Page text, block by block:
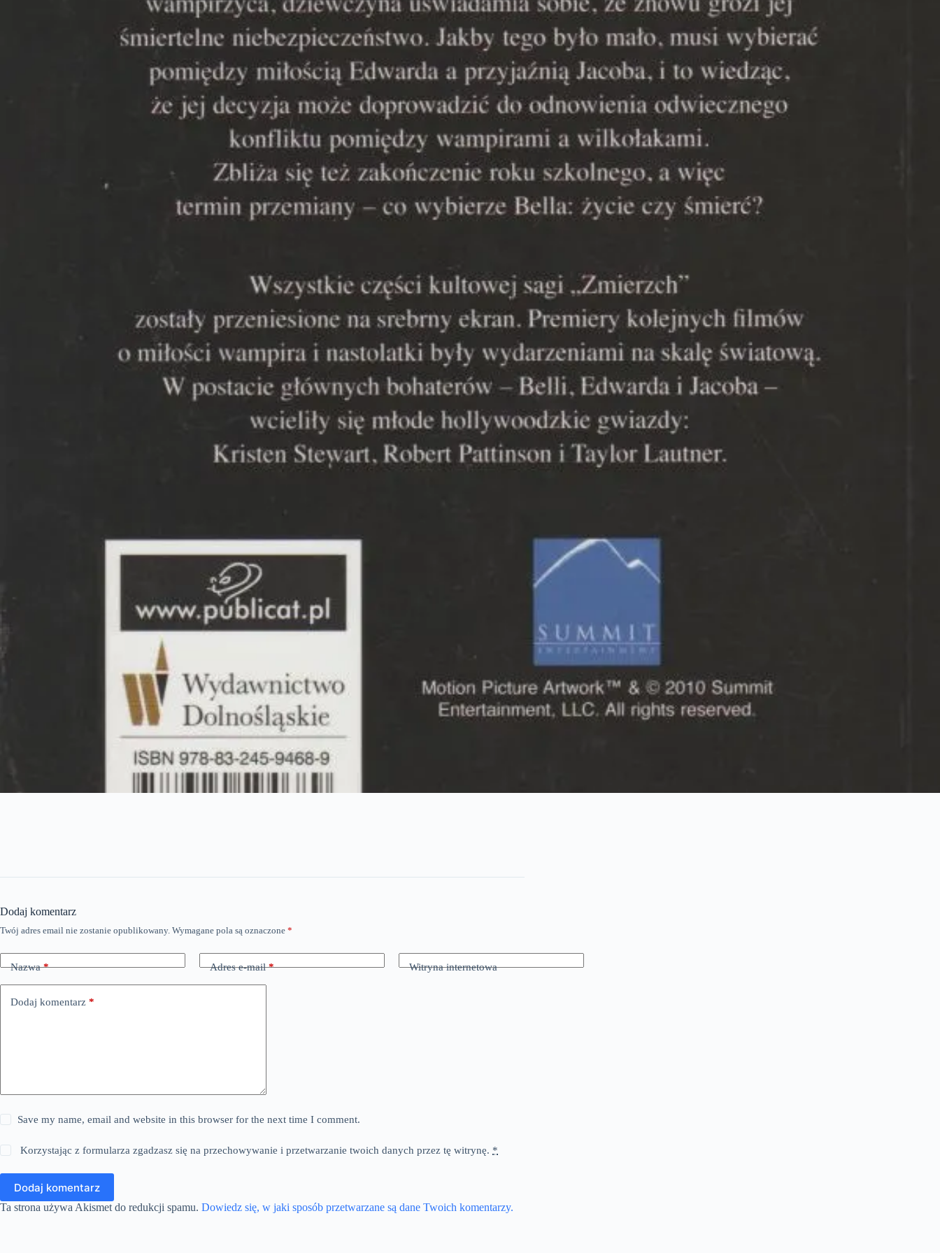
Dodaj komentarz
Twój adres email nie zostanie opublikowany. Wymagane pola są oznaczone *
Nazwa* Adres e-mail* Witryna internetowa
Dodaj komentarz *
Save my name, email and website in this browser for the next time I comment.
Korzystając z formularza zgadzasz się na przechowywanie i przetwarzanie twoich danych przez tę witrynę. *
Dodaj komentarz
Ta strona używa Akismet do redukcji spamu. Dowiedz się, w jaki sposób przetwarzane są dane Twoich komentarzy.